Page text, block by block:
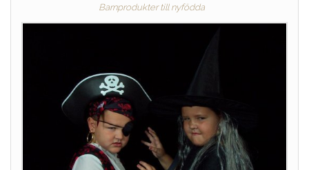
Barnprodukter till nyfödda